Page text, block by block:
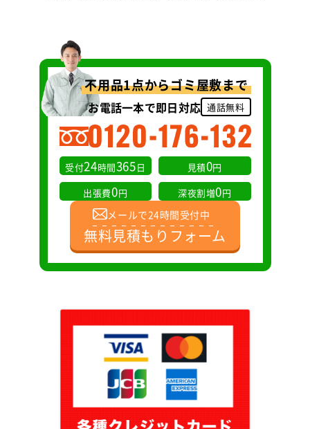
不用品1点からゴミ屋敷まで
お電話一本で即日対応 通話無料
受付24時間365日 見積0円
出張費0円 深夜割増0円
メールで24時間受付中
無料見積もりフォーム